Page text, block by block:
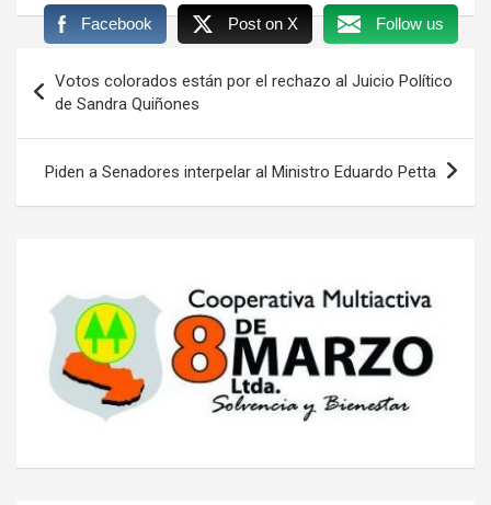
Facebook Post on X Follow us
de
entradas
Votos colorados están por el rechazo al Juicio Político
de Sandra Quiñones
Piden a Senadores interpelar al Ministro Eduardo Petta